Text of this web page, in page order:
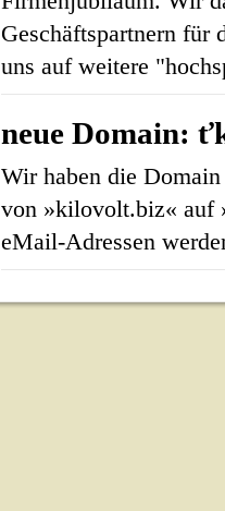
Geschäftspartnern für
uns auf weitere
neue Domain:
Wir haben die
von »kilovolt.biz« auf
eMail-Adressen